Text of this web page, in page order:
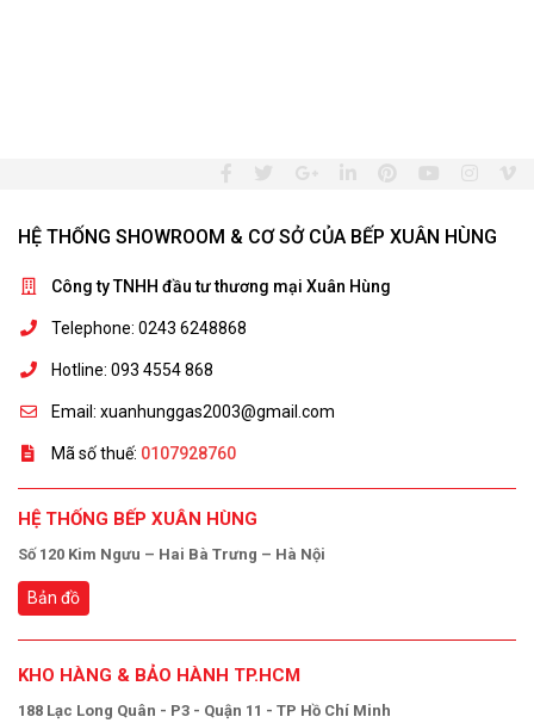
HỆ THỐNG SHOWROOM & CƠ SỞ CỦA BẾP XUÂN HÙNG
Công ty TNHH đầu tư thương mại Xuân Hùng
Telephone: 0243 6248868
Hotline: 093 4554 868
Email: xuanhunggas2003@gmail.com
Mã số thuế: 0107928760
HỆ THỐNG BẾP XUÂN HÙNG
Số 120 Kim Ngưu – Hai Bà Trưng – Hà Nội
Bản đồ
KHO HÀNG & BẢO HÀNH TP.HCM
188 Lạc Long Quân - P3 - Quận 11 - TP Hồ Chí Minh